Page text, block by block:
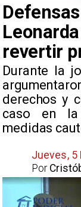
revertir
​Durante la
derechos y
caso en la
medidas
Jueves, 5
Por